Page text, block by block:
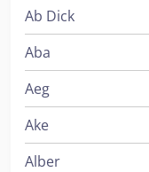
Ab Dick
Aba
Aeg
Ake
Alber